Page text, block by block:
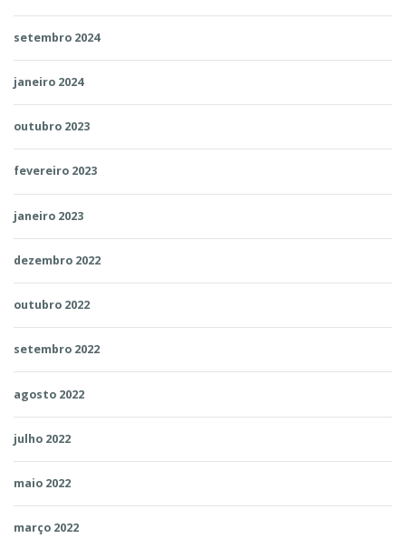
setembro 2024
janeiro 2024
outubro 2023
fevereiro 2023
janeiro 2023
dezembro 2022
outubro 2022
setembro 2022
agosto 2022
julho 2022
maio 2022
março 2022